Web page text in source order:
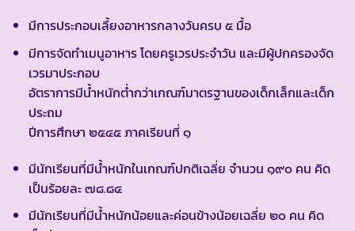
มีการประกอบเลี้ยงอาหารกลางวันครบ ๕ มื้อ
มีการจัดทำเมนูอาหาร โดยครูเวรประจำวัน และมีผู้ปกครองจัด
เวรมาประกอบ
อัตราการมีน้ำหนักต่ำกว่าเกณฑ์มาตรฐานของเด็กเล็กและเด็ก
ประถม
ปีการศึกษา ๒๕๔๕ ภาคเรียนที่ ๑
มีนักเรียนที่มีน้ำหนักในเกณฑ์ปกติเฉลี่ย จำนวน ๑๙๐ คน คิด
เป็นร้อยละ ๗๘.๘๔
มีนักเรียนที่มีน้ำหนักน้อยและค่อนข้างน้อยเฉลี่ย ๒๐ คน คิด